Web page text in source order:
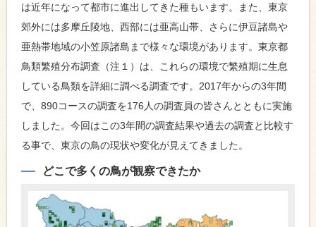
は近年になって都市に進出してきた種もいます。また、東京
郊外には多摩丘陵地、西部には亜高山帯、さらに伊豆諸島や
亜熱帯地域の小笠原諸島まで様々な環境があります。東京都
鳥類繁殖分布調査（注１）は、これらの環境で繁殖期に生息
している鳥類を詳細に調べる調査です。2017年からの3年間
で、890コースの調査を176人の調査員の皆さんとともに実施
しました。今回はこの3年間の調査結果や過去の調査と比較す
る事で、東京の鳥の現状や変化が見えてきました。
どこで多くの鳥が観察できたか